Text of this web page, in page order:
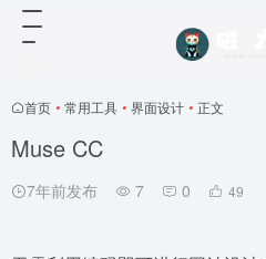
首页 • 常用工具 • 界面设计 • 正文
Muse CC
7年前发布 7 0 49